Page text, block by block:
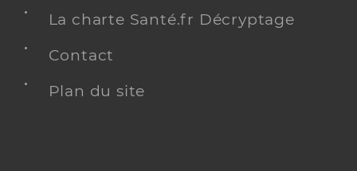
La charte Santé.fr Décryptage
Contact
Plan du site